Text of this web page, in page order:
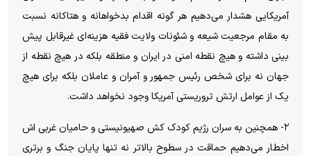
آمریکایی هشدار می‌دهیم هر گونه اقدام بدخواهانه و هتاکانه نسبت
به مقام مرجعیت شیعه و شئونات ولایت فقیه هزینه‌ای غیرقابل پیش
بینی داشته و هیچ نقطه امنی در ایران و منطقه بلکه در هیچ نقطه از
جهان نه برای شخص رئیس جمهور و آمران و عاملان بلکه برای هیچ
یک از عوامل ارتش تروریستی آمریکا وجود نخواهد داشت.
۲- همچنین به سران رژیم کودک کش صهیونیستی و حامیان غربی اش
اخطار می‌دهیم حماقت در سطوح بالاتر نه تنها پایان جنگ و برتری